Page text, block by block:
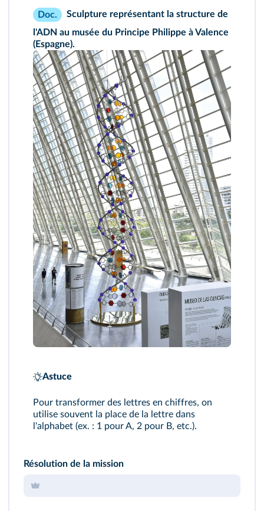
Doc.
Sculpture représentant la structure de
l'ADN au musée du Principe Philippe à Valence
(Espagne).
Astuce
Pour transformer des lettres en chiffres, on
utilise souvent la place de la lettre dans
l'alphabet (ex. : 1 pour A, 2 pour B, etc.).
Résolution de la mission